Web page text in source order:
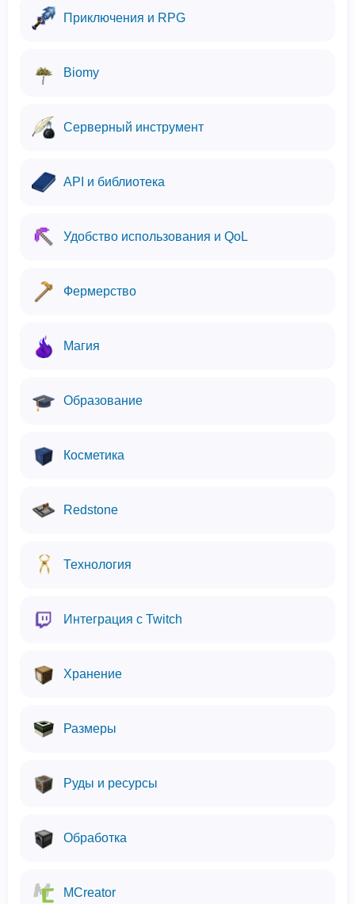
Приключения и RPG
Biomy
Серверный инструмент
API и библиотека
Удобство использования и QoL
Фермерство
Магия
Образование
Косметика
Redstone
Технология
Интеграция с Twitch
Хранение
Размеры
Руды и ресурсы
Обработка
MCreator